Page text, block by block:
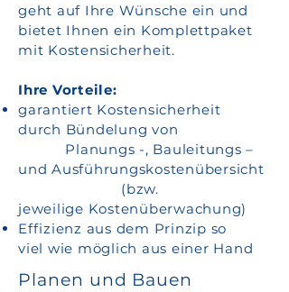
geht auf Ihre Wünsche ein und
bietet Ihnen ein Komplettpaket
mit Kostensicherheit.
Ihre Vorteile:
garantiert Kostensicherheit
durch Bündelung von
Planungs -, Bauleitungs –
und Ausführungskostenübersicht
(bzw.
jeweilige Kostenüberwachung)
Effizienz aus dem Prinzip so
viel wie möglich aus einer Hand
Planen und Bauen